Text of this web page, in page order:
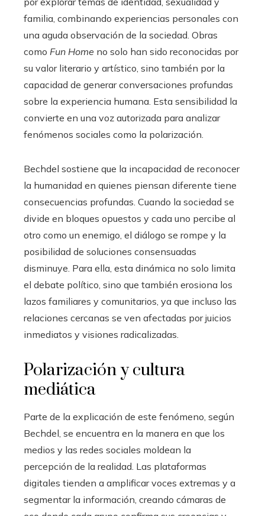
familia, combinando experiencias personales con
una aguda observación de la sociedad. Obras
como Fun Home no solo han sido reconocidas por
su valor literario y artístico, sino también por la
capacidad de generar conversaciones profundas
sobre la experiencia humana. Esta sensibilidad la
convierte en una voz autorizada para analizar
fenómenos sociales como la polarización.
Bechdel sostiene que la incapacidad de reconocer
la humanidad en quienes piensan diferente tiene
consecuencias profundas. Cuando la sociedad se
divide en bloques opuestos y cada uno percibe al
otro como un enemigo, el diálogo se rompe y la
posibilidad de soluciones consensuadas
disminuye. Para ella, esta dinámica no solo limita
el debate político, sino que también erosiona los
lazos familiares y comunitarios, ya que incluso las
relaciones cercanas se ven afectadas por juicios
inmediatos y visiones radicalizadas.
Polarización y cultura
mediática
Parte de la explicación de este fenómeno, según
Bechdel, se encuentra en la manera en que los
medios y las redes sociales moldean la
percepción de la realidad. Las plataformas
digitales tienden a amplificar voces extremas y a
segmentar la información, creando cámaras de